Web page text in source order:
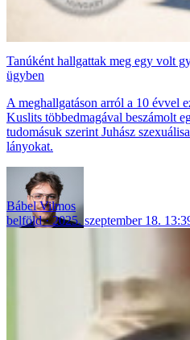
Tanúként hallgattak meg egy volt
ügyben
A meghallgatáson arról a 10 évvel
Kuslits többedmagával beszámolt
tudomásuk szerint Juhász
lányokat.
Bábel Vilmos
belföld
2025. szeptember 18.